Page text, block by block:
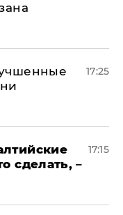
17:25
сделать, –
17:15